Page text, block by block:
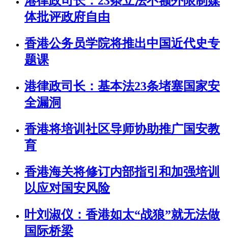
体批评政府自由
香港公务员学院将推出中国近代史专
题课
港律政司长：基本法23条堵塞国家安
全漏洞
香港将培训社区导师协助推广国安教
育
香港海关将修订内部指引和加强培训
以应对国安风险
叶刘淑仪：香港如太“战狼”就无法做
国际桥梁